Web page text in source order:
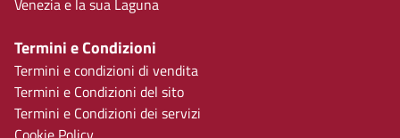
Venezia e la sua Laguna
Termini e Condizioni
Termini e condizioni di vendita
Termini e Condizioni del sito
Termini e Condizioni dei servizi